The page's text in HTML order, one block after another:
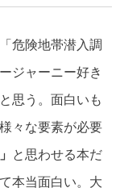
危険地帯潜入調
ジャーニー好き
思う。面白いも
々な要素が必要
と思わせる本だ
本当面白い。大